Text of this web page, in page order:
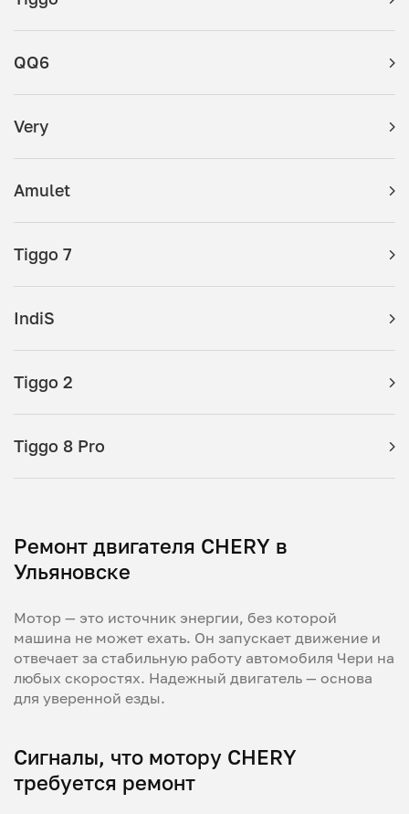
QQ6
Very
Amulet
Tiggo 7
IndiS
Tiggo 2
Tiggo 8 Pro
Ремонт двигателя CHERY в
Ульяновске
Мотор — это источник энергии, без которой
машина не может ехать. Он запускает движение и
отвечает за стабильную работу автомобиля Чери на
любых скоростях. Надежный двигатель — основа
для уверенной езды.
Сигналы, что мотору CHERY
требуется ремонт